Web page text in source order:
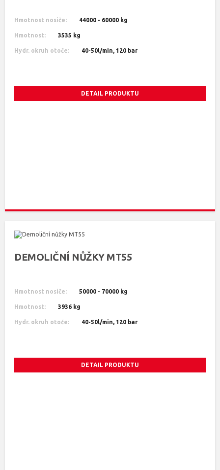
Hmotnost nosiče: 44000 - 60000 kg
Hmotnost: 3535 kg
Hydr. okruh otoče: 40-50l/min, 120 bar
DETAIL PRODUKTU
DEMOLIČNÍ NŮŽKY MT55
Hmotnost nosiče: 50000 - 70000 kg
Hmotnost: 3936 kg
Hydr. okruh otoče: 40-50l/min, 120 bar
DETAIL PRODUKTU